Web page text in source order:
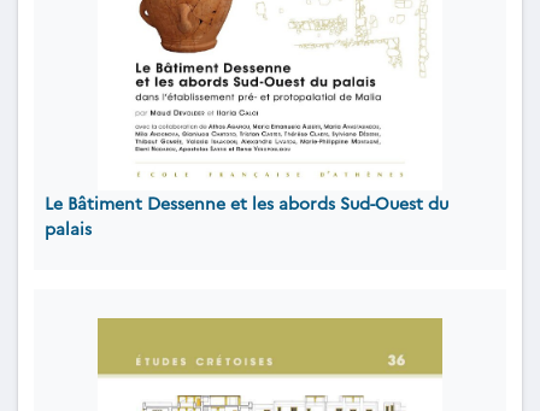
Le Bâtiment Dessenne et les abords Sud-Ouest du
palais